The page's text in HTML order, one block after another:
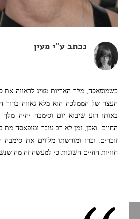
נכתב ע"י מעין
כשמופאסה, מלך האריות מציג לראווה את
העצר של הממלכה הוא מלא גאווה בדור
באותו רגע שיבוא יום וסימבה יהיה מלך
החיים. ואכן, זמן לא רב עובר ומופאסה מת
זוכרים. זכרו ומורשתו מלווים את סימבה
חוויות החיים השונות כי למעשה זה מה